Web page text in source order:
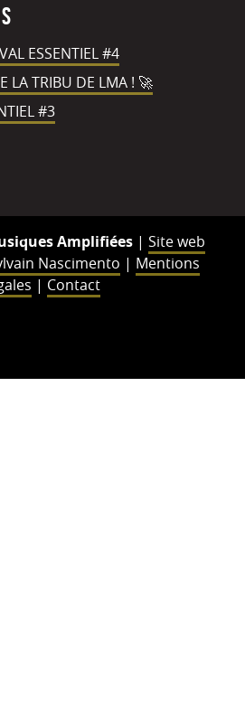
ESSENTIEL #4
LA TRIBU DE LMA ! 🚀
#3
Amplifiées| Site web
Nascimento | Mentions
| Contact